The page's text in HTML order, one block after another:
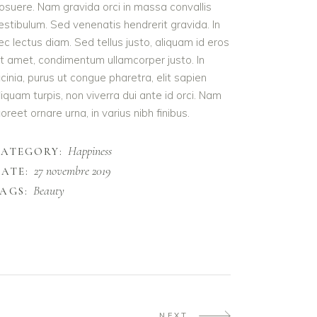
Nam gravida orci in massa convallis
Sed venenatis hendrerit gravida. In
lectus diam. Sed tellus justo, aliquam id eros
amet, condimentum ullamcorper justo. In
purus ut congue pharetra, elit sapien
turpis, non viverra dui ante id orci. Nam
ornare urna, in varius nibh finibus.
Happiness
27 novembre 2019
Beauty